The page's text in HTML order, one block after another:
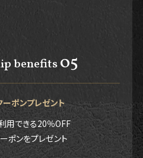
benefits05
ポンプレゼント
用できる20％OFF
ポンをプレゼント